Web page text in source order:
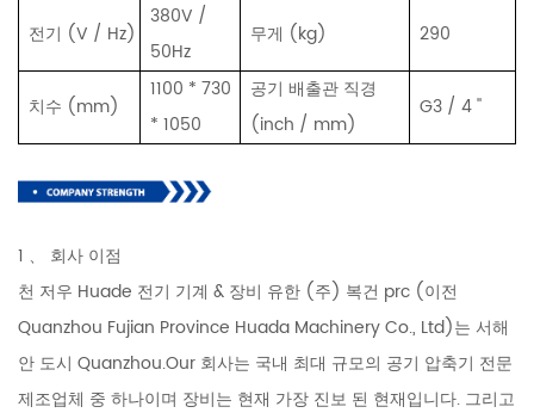
전기 (V / Hz)
380V /
50Hz
무게 (kg) 290
치수 (mm)
1100 * 730
* 1050
공기 배출관 직경
(inch / mm)
G3 / 4 ''
1 、 회사 이점
천 저우 Huade 전기 기계 & 장비 유한 (주) 복건 prc (이전
Quanzhou Fujian Province Huada Machinery Co., Ltd)는 서해
안 도시 Quanzhou.Our 회사는 국내 최대 규모의 공기 압축기 전문
제조업체 중 하나이며 장비는 현재 가장 진보 된 현재입니다. 그리고